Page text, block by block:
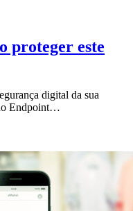
proteger este
digital da sua
Endpoint…